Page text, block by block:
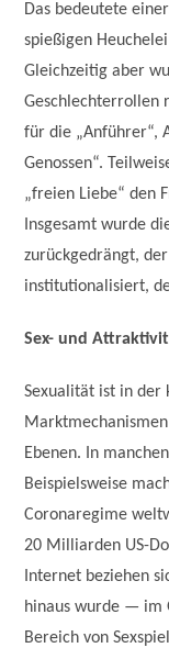
Das bedeutete
spießigen
Gleichzeitig aber
Geschlechterrollen
für die „Anführer“,
Genossen“.
„freien Liebe“ den
Insgesamt wurde
zurückgedrängt,
institutionalisiert,
Sex- und
Sexualität ist in der
Ebenen. In
Beispielsweise
Coronaregime
20 Milliarden US-
Internet beziehen
hinaus wurde — im
Bereich von